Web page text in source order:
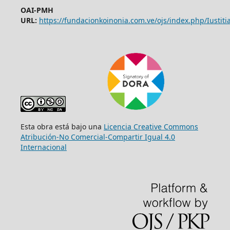
OAI-PMH
URL: https://fundacionkoinonia.com.ve/ojs/index.php/
Esta obra está bajo una Licencia Creative Commons
Atribución-No Comercial-Compartir Igual 4.0
Internacional